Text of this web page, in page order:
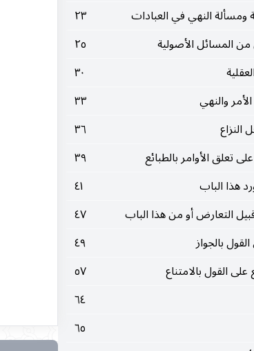
ومسألة النهي في العبادات
٢٣
من المسائل الأصولية
٢٥
٣٠
والنهي
٣٣
النزاع
٣٦
تعلق الأوامر بالطبائع
٣٩
هذا الباب
٤١
التعارض أو من هذا الباب
٤٧
بالجواز
٤٩
القول بالامتناع
٥٧
٦٤
٦٥